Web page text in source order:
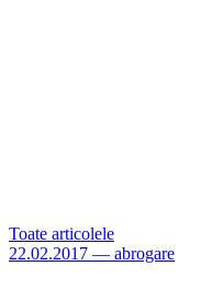
Toate articolele
22.02.2017 — abrogare